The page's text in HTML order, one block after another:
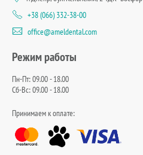
+38 (066) 332-38-00
office@ameldental.com
Режим работы
Пн-Пт: 09.00 - 18.00
Сб-Вс: 09.00 - 18.00
Принимаем к оплате: